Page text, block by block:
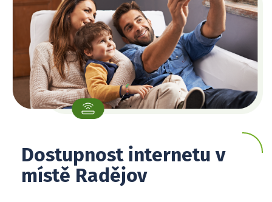
Dostupnost internetu v
místě Radějov